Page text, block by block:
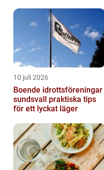
10 juli 2026
Boende idrottsföreningar
sundsvall praktiska tips
för ett lyckat läger